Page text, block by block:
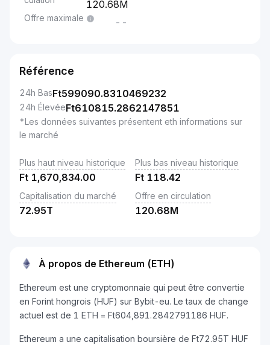
120.68M
Offre maximale --
Référence
24h BasFt599090.8310469232
24h ÉlevéeFt610815.2862147851
*Les données suivantes présentent eth informations sur
le marché
Plus haut niveau historique
Ft 1,670,834.00
Plus bas niveau historique
Ft 118.42
Capitalisation du marché
72.95T
Offre en circulation
120.68M
À propos de Ethereum (ETH)
Ethereum est une cryptomonnaie qui peut être convertie
en Forint hongrois (HUF) sur Bybit-eu. Le taux de change
actuel est de 1 ETH = Ft604,891.2842791186 HUF.
Ethereum a une capitalisation boursière de Ft72.95T HUF